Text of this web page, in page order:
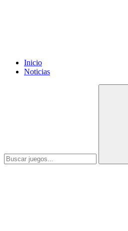
Inicio
Noticias